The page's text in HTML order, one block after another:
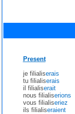
Present
je filialiserais
tu filialiserais
il filialiserait
nous filialiserions
vous filialiseriez
ils filialiseraient